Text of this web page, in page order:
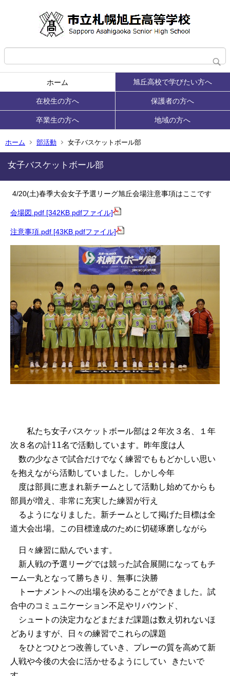
ホーム 旭丘高校で学びたい方へ
在校生の方へ 保護者の方へ
卒業生の方へ 地域の方へ
ホーム 部活動 女子バスケットボール部
女子バスケットボール部
4/20(土)春季大会女子予選リーグ旭丘会場注意事項はここです
会場図.pdf [342KB pdfファイル]
注意事項.pdf [43KB pdfファイル]
私たち女子バスケットボール部は２年次３名、１年
次８名の計11名で活動しています。昨年度は人
数の少なさで試合だけでなく練習でももどかしい思い
を抱えながら活動していました。しかし今年
度は部員に恵まれ新チームとして活動し始めてからも
部員が増え、非常に充実した練習が行え
るようになりました。新チームとして掲げた目標は全
道大会出場。この目標達成のために切磋琢磨しながら
日々練習に励んでいます。
新人戦の予選リーグでは競った試合展開になってもチ
ーム一丸となって勝ちきり、無事に決勝
トーナメントへの出場を決めることができました。試
合中のコミュニケーション不足やリバウンド、
シュートの決定力などまだまだ課題は数え切れないほ
どありますが、日々の練習でこれらの課題
をひとつひとつ改善していき、プレーの質を高めて新
人戦や今後の大会に活かせるようにしてい きたいで